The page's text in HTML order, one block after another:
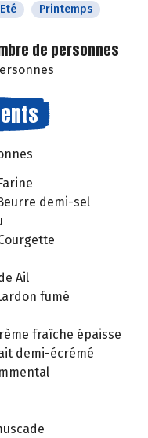
Eté Printemps
de personnes
demi-sel
Ail
fumé
fraîche épaisse
demi-écrémé